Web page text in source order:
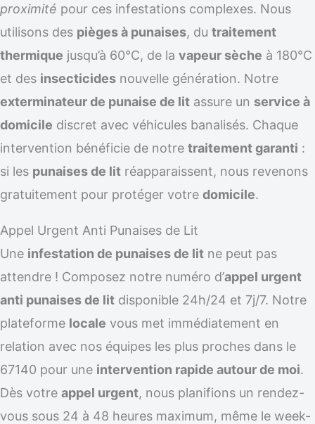
proximité pour ces infestations complexes. Nous
utilisons des pièges à punaises, du traitement
thermique jusqu’à 60°C, de la vapeur sèche à 180°C
et des insecticides nouvelle génération. Notre
exterminateur de punaise de lit assure un service à
domicile discret avec véhicules banalisés. Chaque
intervention bénéficie de notre traitement garanti :
si les punaises de lit réapparaissent, nous revenons
gratuitement pour protéger votre domicile.
Appel Urgent Anti Punaises de Lit
Une infestation de punaises de lit ne peut pas
attendre ! Composez notre numéro d’appel urgent
anti punaises de lit disponible 24h/24 et 7j/7. Notre
plateforme locale vous met immédiatement en
relation avec nos équipes les plus proches dans le
67140 pour une intervention rapide autour de moi.
Dès votre appel urgent, nous planifions un rendez-
vous sous 24 à 48 heures maximum, même le week-